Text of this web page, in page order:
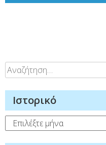
Αναζήτηση
για:
Ιστορικό
Ιστορικό